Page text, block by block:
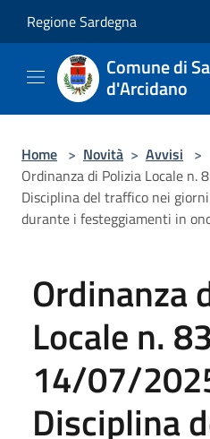
Regione Sardegna
Comune di
d'Arcidano
Home > Novità > Avvisi >
Ordinanza di Polizia Locale
Disciplina del traffico nei
durante i festeggiamenti in
Ordinanza
Locale n.
14/07/
Disciplina